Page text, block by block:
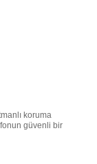
koruma
güvenli bir